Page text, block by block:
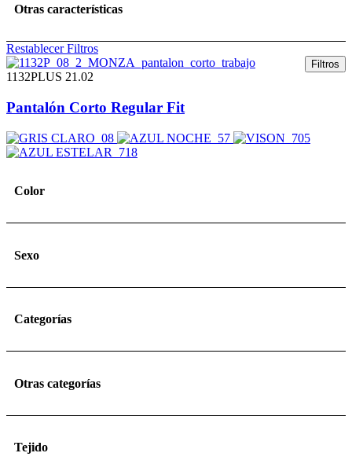
Otras características
Restablecer Filtros
Filtros
1132PLUS 21.02
Pantalón Corto Regular Fit
Color
Sexo
Categorías
Otras categorías
Tejido